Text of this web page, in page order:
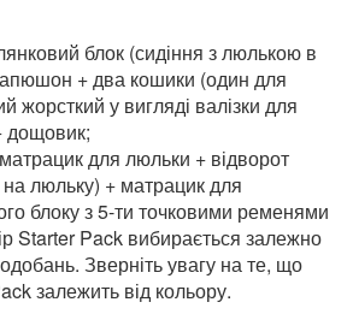
блок (сидіння з люлькою в
+ два кошики (один для
жорсткий у вигляді валізки для
дощовик;
для люльки + відворот
люльку) + матрацик для
блоку з 5-ти точковими ременями
Starter Pack вибирається залежно
Зверніть увагу на те, що
залежить від кольору.